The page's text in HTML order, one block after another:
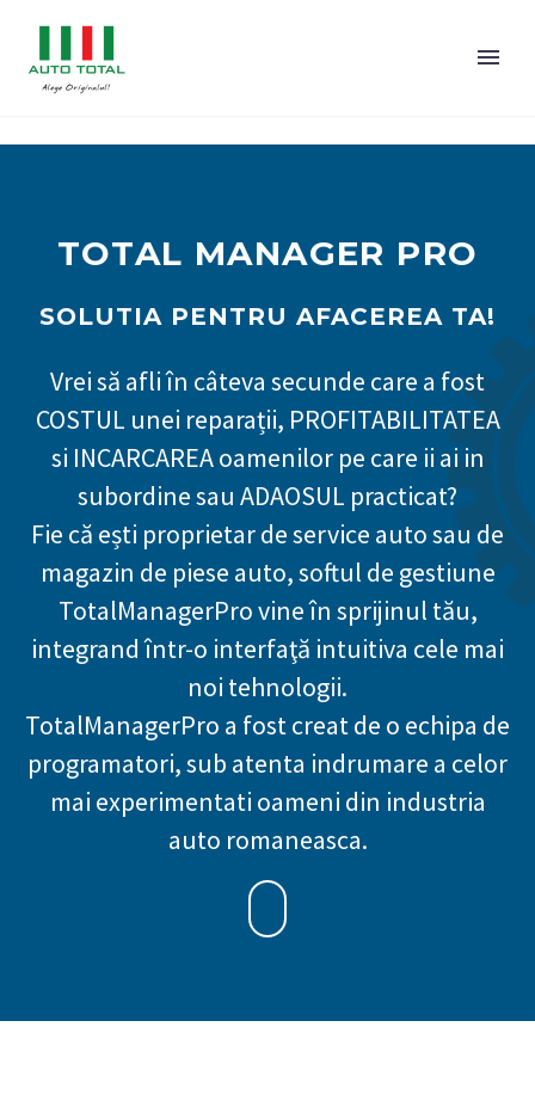
TOTAL MANAGER PRO
SOLUTIA PENTRU AFACEREA TA!
Vrei să afli în câteva secunde care a fost
COSTUL unei reparații, PROFITABILITATEA
si INCARCAREA oamenilor pe care ii ai in
subordine sau ADAOSUL practicat?
Fie că ești proprietar de service auto sau de
magazin de piese auto, softul de gestiune
TotalManagerPro vine în sprijinul tău,
integrand într-o interfaţă intuitiva cele mai
noi tehnologii.
TotalManagerPro a fost creat de o echipa de
programatori, sub atenta indrumare a celor
mai experimentati oameni din industria
auto romaneasca.